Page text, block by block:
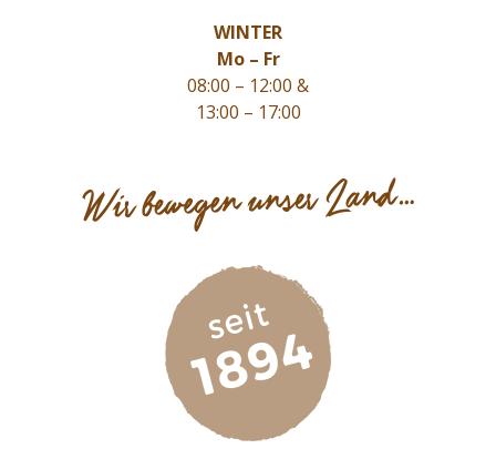
WINTER
Mo – Fr
08:00 – 12:00 &
13:00 – 17:00